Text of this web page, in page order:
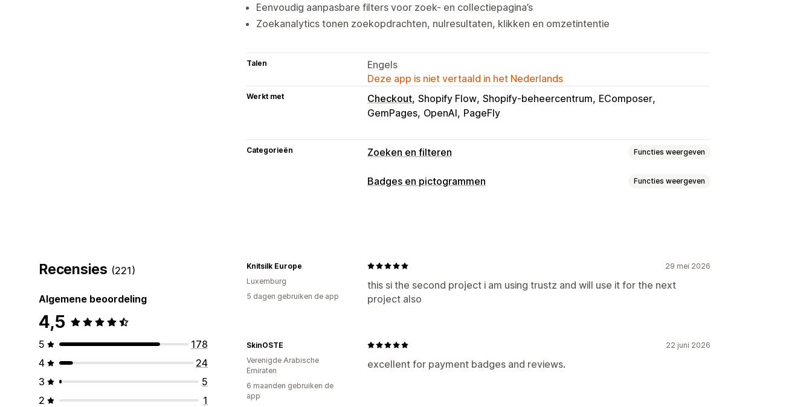
Eenvoudig aanpasbare filters voor zoek- en collectiepagina’s
Zoekanalytics tonen zoekopdrachten, nulresultaten, klikken en omzetintentie
Talen
Engels
Deze app is niet vertaald in het Nederlands
Werkt met Checkout Shopify Flow Shopify-beheercentrum EComposer
GemPages OpenAI PageFly
Categorieën Zoeken en filteren Functies weergeven
Zoekfuncties
Gepersonaliseerde zoekopdracht
Zoekbalk
Aanpassing van weergave
Analytics
Badges en pictogrammen Functies weergeven
Aanpassing
Animaties Achtergronden Borders Kleuren Aangepaste tekst
Lettertypen
Pictogrampositie
Aankondigingsbalk
Pagina´s op maat
Recensies (221)
Algemene beoordeling
4,5
5
178
4
24
3
5
2
1
29 mei 2026
this si the second project i am using trustz and will use it for the next
project also
Knitsilk Europe
Luxemburg
5 dagen gebruiken de app
22 juni 2026
excellent for payment badges and reviews.
SkinOSTE
Verenigde Arabische
Emiraten
6 maanden gebruiken de
app